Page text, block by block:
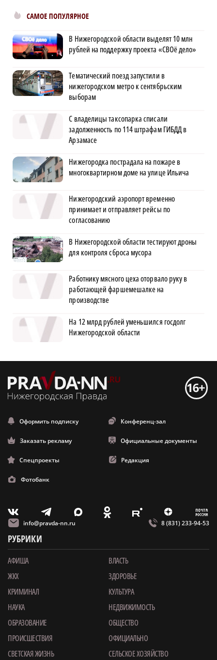
САМОЕ ПОПУЛЯРНОЕ
В Нижегородской области выделят 10 млн
рублей на поддержку проекта «СВОё дело»
Тематический поезд запустили в
нижегородском метро к сентябрьским
выборам
С владелицы таксопарка списали
задолженность по 114 штрафам ГИБДД в
Арзамасе
Нижегородка пострадала на пожаре в
многоквартирном доме на улице Ильича
Нижегородский аэропорт временно
принимает и отправляет рейсы по
согласованию
В Нижегородской области тестируют дроны
для контроля сброса мусора
Работнику мясного цеха оторвало руку в
работающей фаршемешалке на
производстве
На 12 млрд рублей уменьшился госдолг
Нижегородской области
Оформить подписку Конференц-зал
Заказать рекламу Официальные документы
Спецпроекты Редакция
Фотобанк
V T X O E Z m
info@pravda-nn.ru 8 (831) 233-94-53
РУБРИКИ
АФИША
ВЛАСТЬ
ЖКХ
ЗДОРОВЬЕ
КРИМИНАЛ
КУЛЬТУРА
НАУКА
НЕДВИЖИМОСТЬ
ОБРАЗОВАНИЕ
ОБЩЕСТВО
ПРОИСШЕСТВИЯ
ОФИЦИАЛЬНО
СВЕТСКАЯ ЖИЗНЬ
СЕЛЬСКОЕ ХОЗЯЙСТВО